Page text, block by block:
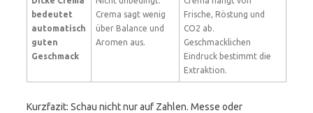
bedeutet
automatisch
guten
Geschmack
Crema sagt wenig
über Balance und
Aromen aus.
Frische, Röstung und
CO2 ab.
Geschmacklichen
Eindruck bestimmt die
Extraktion.
Kurzfazit: Schau nicht nur auf Zahlen. Messe oder